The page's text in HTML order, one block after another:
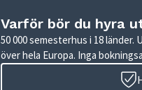
Varför bör du hyra
50 000 semesterhus i 18
över hela Europa. Inga